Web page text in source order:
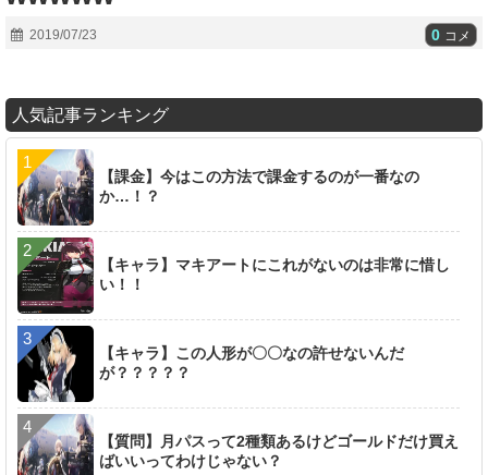
2019/07/23 0 コメ
人気記事ランキング
【課金】今はこの方法で課金するのが一番なの
か…！？
【キャラ】マキアートにこれがないのは非常に惜し
い！！
【キャラ】この人形が〇〇なの許せないんだ
が？？？？？
【質問】月パスって2種類あるけどゴールドだけ買え
ばいいってわけじゃない？